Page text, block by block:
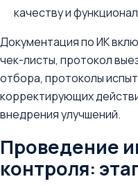
качеству и
Документация по ИК
чек-листы, протокол
отбора, протоколы
корректирующих
внедрения улучшений.
Проведение
контроля: